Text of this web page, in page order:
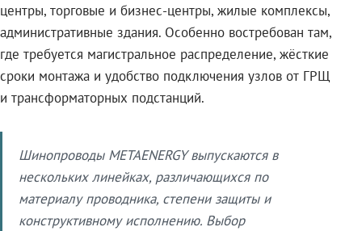
центры, торговые и бизнес-центры, жилые комплексы,
административные здания. Особенно востребован там,
где требуется магистральное распределение, жёсткие
сроки монтажа и удобство подключения узлов от ГРЩ
и трансформаторных подстанций.
Шинопроводы METAENERGY выпускаются в
нескольких линейках, различающихся по
материалу проводника, степени защиты и
конструктивному исполнению. Выбор